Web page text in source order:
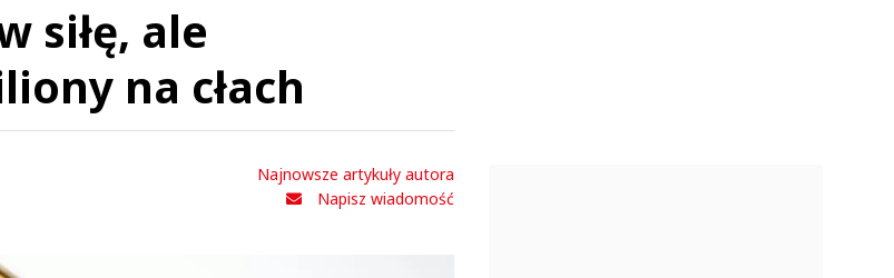
siłę, ale
na cłach
Najnowsze artykuły autora
Napisz wiadomość